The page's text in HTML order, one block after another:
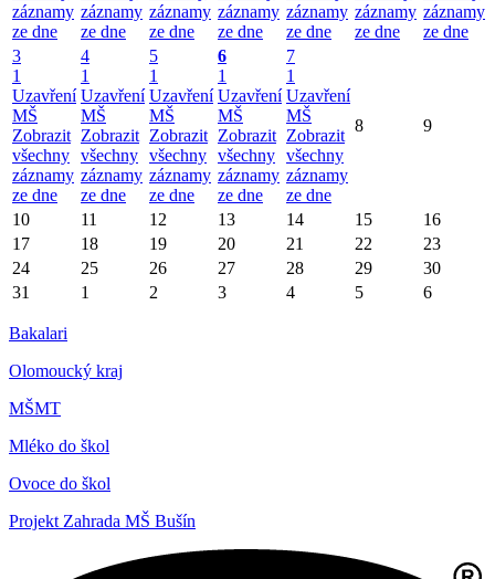
záznamy
ze dne
záznamy
ze dne
záznamy
ze dne
záznamy
ze dne
záznamy
ze dne
záznamy
ze dne
záznamy
ze dne
3
1
Uzavření
MŠ
Zobrazit
všechny
záznamy
ze dne
4
1
Uzavření
MŠ
Zobrazit
všechny
záznamy
ze dne
5
1
Uzavření
MŠ
Zobrazit
všechny
záznamy
ze dne
6
1
Uzavření
MŠ
Zobrazit
všechny
záznamy
ze dne
7
1
Uzavření
MŠ
Zobrazit
všechny
záznamy
ze dne
8 9
10 11 12 13 14 15
16
17
18 19 20 21 22
23
24
25 26 27 28 29
30
31
1 2 3 4 5 6
Bakalari
Olomoucký kraj
MŠMT
Mléko do škol
Ovoce do škol
Projekt Zahrada MŠ Bušín